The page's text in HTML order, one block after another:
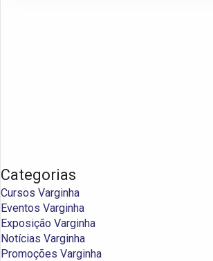
Categorias
Cursos Varginha
Eventos Varginha
Exposição Varginha
Notícias Varginha
Promoções Varginha